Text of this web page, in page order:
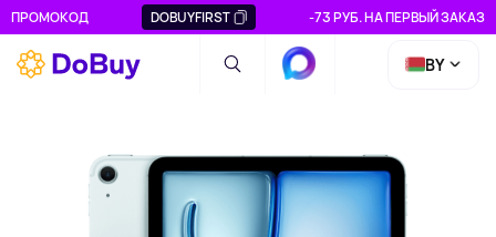
ПРОМОКОД DOBUYFIRST -73 РУБ. НА ПЕРВЫЙ ЗАКАЗ
BY